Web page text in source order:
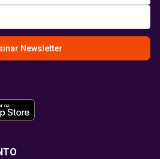
Newsletter